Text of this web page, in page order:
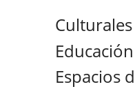
Culturales
Espacios